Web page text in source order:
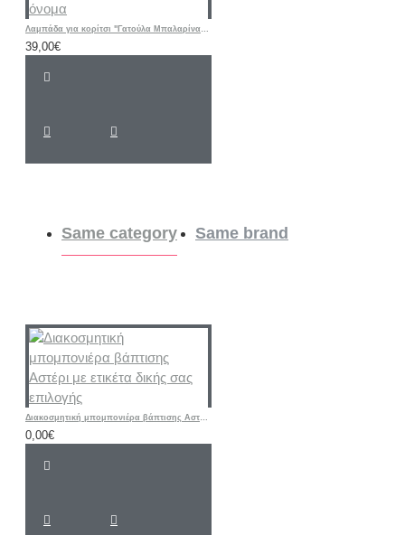
Λαμπάδα για κορίτσι "Γατούλα Μπαλαρίνα floral " με λαστιχάκι μαλλιών και όνομα
39,00€
Same category Same brand
Διακοσμητική μπομπονιέρα βάπτισης Αστέρι με ετικέτα δικής σας επιλογής
0,00€